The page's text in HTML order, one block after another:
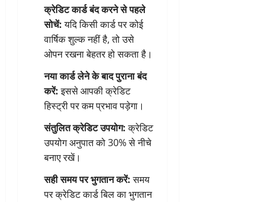
क्रेडिट कार्ड बंद करने से पहले
सोचें:यदि किसी कार्ड पर कोई
वार्षिक शुल्क नहीं है, तो उसे
ओपन रखना बेहतर हो सकता है।
नया कार्ड लेने के बाद पुराना बंद
करें:इससे आपकी क्रेडिट
हिस्ट्री पर कम प्रभाव पड़ेगा।
संतुलित क्रेडिट उपयोग:क्रेडिट
उपयोग अनुपात को 30% से नीचे
बनाए रखें।
सही समय पर भुगतान करें:समय
पर क्रेडिट कार्ड बिल का भुगतान